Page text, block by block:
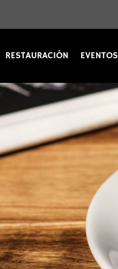
RESTAURACIÓN EVENTOS